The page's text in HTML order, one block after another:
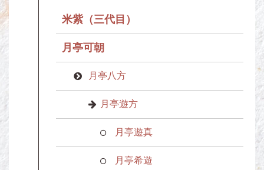
米紫（三代目）
月亭可朝
月亭八方
月亭遊方
月亭遊真
月亭希遊